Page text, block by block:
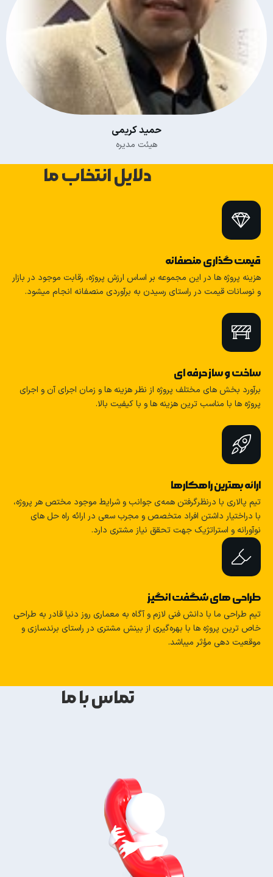
حمید کریمی
هیئت مدیره
قیمت گذاری منصفانه
هزینه پروژه ها در این مجموعه بر اساس ارزش پروژه، رقابت موجود در بازار
و نوسانات قیمت در راستای رسیدن به برآوردی منصفانه انجام میشود.
ساخت و ساز حرفه ای
برآورد بخش های مختلف پروژه از نظر هزینه ها و زمان اجرای آن و اجرای
پروژه ها با مناسب ترین هزینه ها و با کیفیت بالا.
ارائه بهترین راهکارها
تیم پالاری با درنظرگرفتن همه‌ی جوانب و شرایط موجود مختص هر پروژه،
با دراختیار داشتن افراد متخصص و مجرب سعی در ارائه راه حل های
نوآورانه و استراتژیک جهت تحقق نیاز مشتری دارد.
طراحی های شگفت انگیز
تیم طراحی ما با دانش فنی لازم و آگاه به معماری روز دنیا قادر به طراحی
خاص ترین پروژه ها با بهره‌گیری از بینش مشتری در راستای برندسازی و
موقعیت‌ دهی مؤثر میباشد.
دلایل انتخاب ما
تماس با ما